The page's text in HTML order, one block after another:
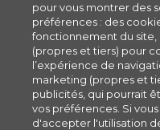
pour vous montrer des
préférences : des
fonctionnement du
(propres et tiers) pour
l’expérience de
marketing (propres et
publicités, qui pourrait
vos préférences. Si
d'accepter l'utilisation